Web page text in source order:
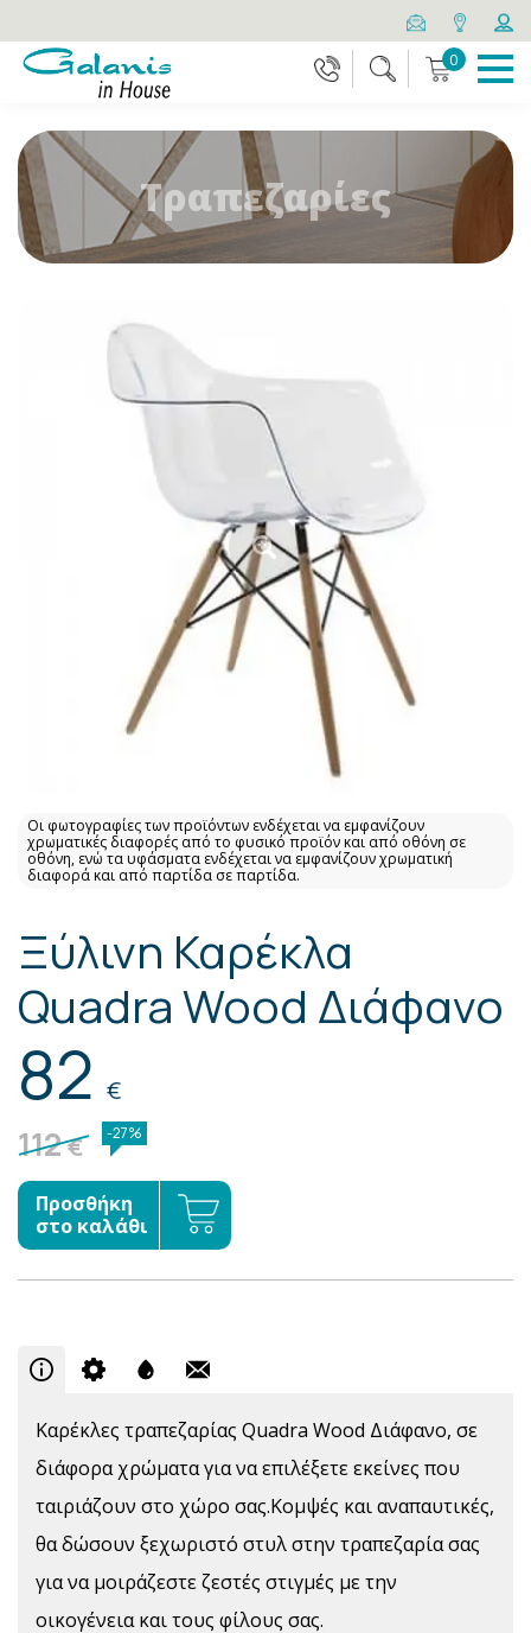
0
Τραπεζαρίες
Οι φωτογραφίες των προϊόντων ενδέχεται να εμφανίζουν
χρωματικές διαφορές από το φυσικό προϊόν και από οθόνη σε
οθόνη, ενώ τα υφάσματα ενδέχεται να εμφανίζουν χρωματική
διαφορά και από παρτίδα σε παρτίδα.
Ξύλινη Καρέκλα
Quadra Wood Διάφανο
82 €
112€ -27%
Προσθήκη
στο καλάθι
Καρέκλες τραπεζαρίας Quadra Wood Διάφανο, σε
διάφορα χρώματα για να επιλέξετε εκείνες που
ταιριάζουν στο χώρο σας.Κομψές και αναπαυτικές,
θα δώσουν ξεχωριστό στυλ στην τραπεζαρία σας
για να μοιράζεστε ζεστές στιγμές με την
οικογένεια και τους φίλους σας.